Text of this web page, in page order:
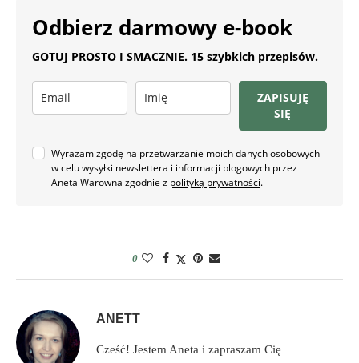
Odbierz darmowy e-book
GOTUJ PROSTO I SMACZNIE. 15 szybkich przepisów.
ZAPISUJĘ
SIĘ
Wyrażam zgodę na przetwarzanie moich danych osobowych
w celu wysyłki newslettera i informacji blogowych przez
Aneta Warowna zgodnie z polityką prywatności.
0
ANETT
Cześć! Jestem Aneta i zapraszam Cię